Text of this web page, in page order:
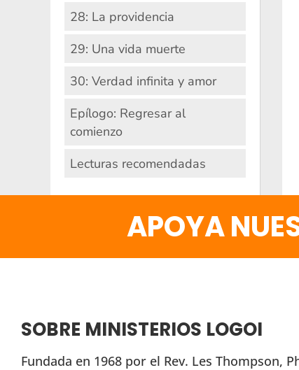
28: La providencia
29: Una vida muerte
30: Verdad infinita y amor
Epílogo: Regresar al
comienzo
Lecturas recomendadas
APOYA
SOBRE MINISTERIOS LOGOI
Fundada en 1968 por el Rev. Les Thompson,